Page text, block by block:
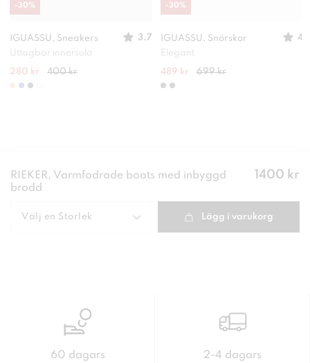
IGUASSU, Sneakers
3.7
Uttagbar innersula
280 kr 400 kr
-30%
IGUASSU, Snörskor
4
Elegant
489 kr 699 kr
-30%
RIEKER, Varmfodrade boots med inbyggd
brodd
Pris:
1400 kr
Välj en Storlek Lägg i varukorg
60 dagars
2-4 dagars